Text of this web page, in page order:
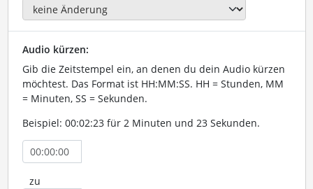
Audio kürzen:
Gib die Zeitstempel ein, an denen du dein Audio kürzen
möchtest. Das Format ist HH:MM:SS. HH = Stunden, MM
= Minuten, SS = Sekunden.
Beispiel: 00:02:23 für 2 Minuten und 23 Sekunden.
zu